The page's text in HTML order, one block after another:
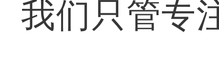
我们只管专